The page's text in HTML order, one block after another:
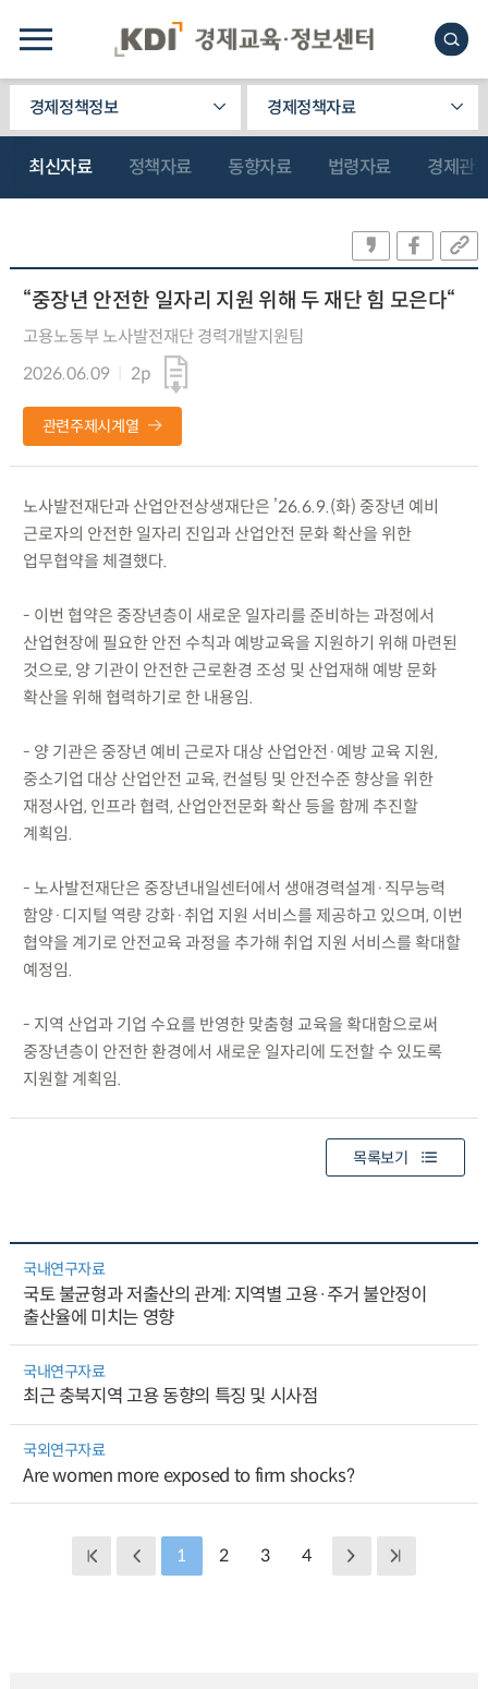
경제정책정보 경제정책자료
최신자료 정책자료 동향자료 법령자료 경제관
“중장년 안전한 일자리 지원 위해 두 재단 힘 모은다“
고용노동부 노사발전재단 경력개발지원팀
2026.06.09
2p
관련주제시계열
노사발전재단과 산업안전상생재단은 ’26.6.9.(화) 중장년 예비
근로자의 안전한 일자리 진입과 산업안전 문화 확산을 위한
업무협약을 체결했다.
- 이번 협약은 중장년층이 새로운 일자리를 준비하는 과정에서
산업현장에 필요한 안전 수칙과 예방교육을 지원하기 위해 마련된
것으로, 양 기관이 안전한 근로환경 조성 및 산업재해 예방 문화
확산을 위해 협력하기로 한 내용임.
- 양 기관은 중장년 예비 근로자 대상 산업안전·예방 교육 지원,
중소기업 대상 산업안전 교육, 컨설팅 및 안전수준 향상을 위한
재정사업, 인프라 협력, 산업안전문화 확산 등을 함께 추진할
계획임.
- 노사발전재단은 중장년내일센터에서 생애경력설계·직무능력
함양·디지털 역량 강화·취업 지원 서비스를 제공하고 있으며, 이번
협약을 계기로 안전교육 과정을 추가해 취업 지원 서비스를 확대할
예정임.
- 지역 산업과 기업 수요를 반영한 맞춤형 교육을 확대함으로써
중장년층이 안전한 환경에서 새로운 일자리에 도전할 수 있도록
지원할 계획임.
목록보기
국내연구자료
국토 불균형과 저출산의 관계: 지역별 고용·주거 불안정이
출산율에 미치는 영향
국내연구자료
최근 충북지역 고용 동향의 특징 및 시사점
국외연구자료
Are women more exposed to firm shocks?
1 2 3 4